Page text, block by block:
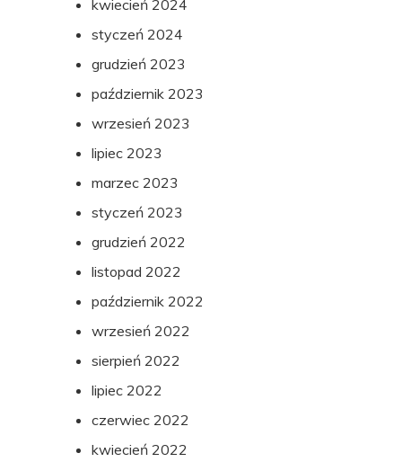
kwiecień 2024
styczeń 2024
grudzień 2023
październik 2023
wrzesień 2023
lipiec 2023
marzec 2023
styczeń 2023
grudzień 2022
listopad 2022
październik 2022
wrzesień 2022
sierpień 2022
lipiec 2022
czerwiec 2022
kwiecień 2022